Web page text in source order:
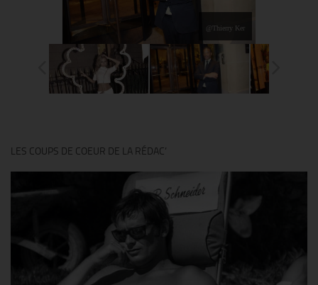
@Thierry Ker
LES COUPS DE COEUR DE LA RÉDAC’